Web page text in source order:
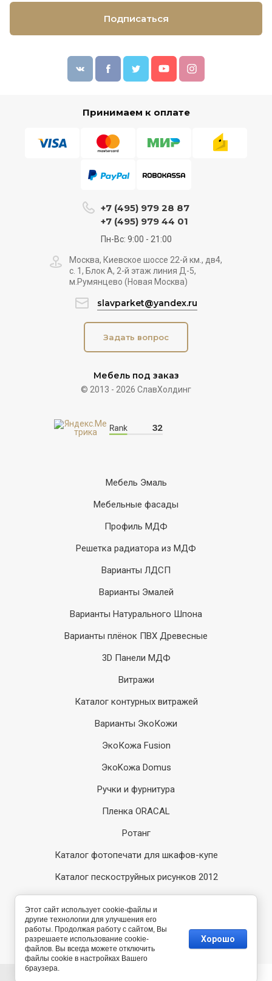
Подписаться
Принимаем к оплате
Мебель под заказ
© 2013 - 2026 СлавХолдинг
+7 (495) 979 28 87
+7 (495) 979 44 01
Пн-Вс: 9:00 - 21:00
Москва, Киевское шоссе 22-й км., дв4,
с. 1, Блок А, 2-й этаж линия Д-5,
м.Румянцево (Новая Москва)
slavparket@yandex.ru
Задать вопрос
Мебель Эмаль
Мебельные фасады
Профиль МДФ
Решетка радиатора из МДФ
Варианты ЛДСП
Варианты Эмалей
Варианты Натурального Шпона
Варианты плёнок ПВХ Древесные
3D Панели МДФ
Витражи
Каталог контурных витражей
Варианты ЭкоКожи
ЭкоКожа Fusion
ЭкоKожа Domus
Ручки и фурнитура
Пленка ORACAL
Ротанг
Каталог фотопечати для шкафов-купе
Каталог пескоструйных рисунков 2012
Каталог пескоструйных рисунков 2014
Компания Мегагрупп:
разработка интернет-
магазинов
Этот сайт использует cookie-файлы и
другие технологии для улучшения его
работы. Продолжая работу с сайтом, Вы
разрешаете использование cookie-
файлов. Вы всегда можете отключить
файлы cookie в настройках Вашего
браузера.
Хорошо